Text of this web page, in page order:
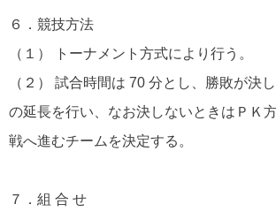
６．競技方法
（１） トーナメント方式により行う。
（２） 試合時間は 70 分とし、勝敗が決
の延長を行い、なお決しないときはＰＫ
戦へ進むチームを決定する。
７．組 合 せ